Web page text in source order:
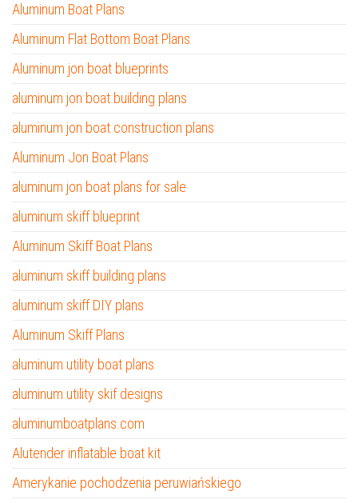
Aluminum Boat Plans
Aluminum Flat Bottom Boat Plans
Aluminum jon boat blueprints
aluminum jon boat building plans
aluminum jon boat construction plans
Aluminum Jon Boat Plans
aluminum jon boat plans for sale
aluminum skiff blueprint
Aluminum Skiff Boat Plans
aluminum skiff building plans
aluminum skiff DIY plans
Aluminum Skiff Plans
aluminum utility boat plans
aluminum utility skif designs
aluminumboatplans.com
Alutender inflatable boat kit
Amerykanie pochodzenia peruwiańskiego